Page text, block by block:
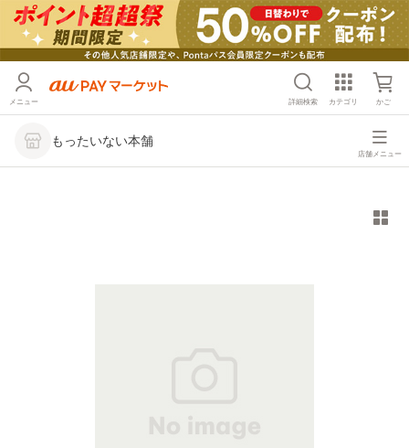
メニュー 詳細検索 カテゴリ かご
もったいない本舗
店舗メニュー